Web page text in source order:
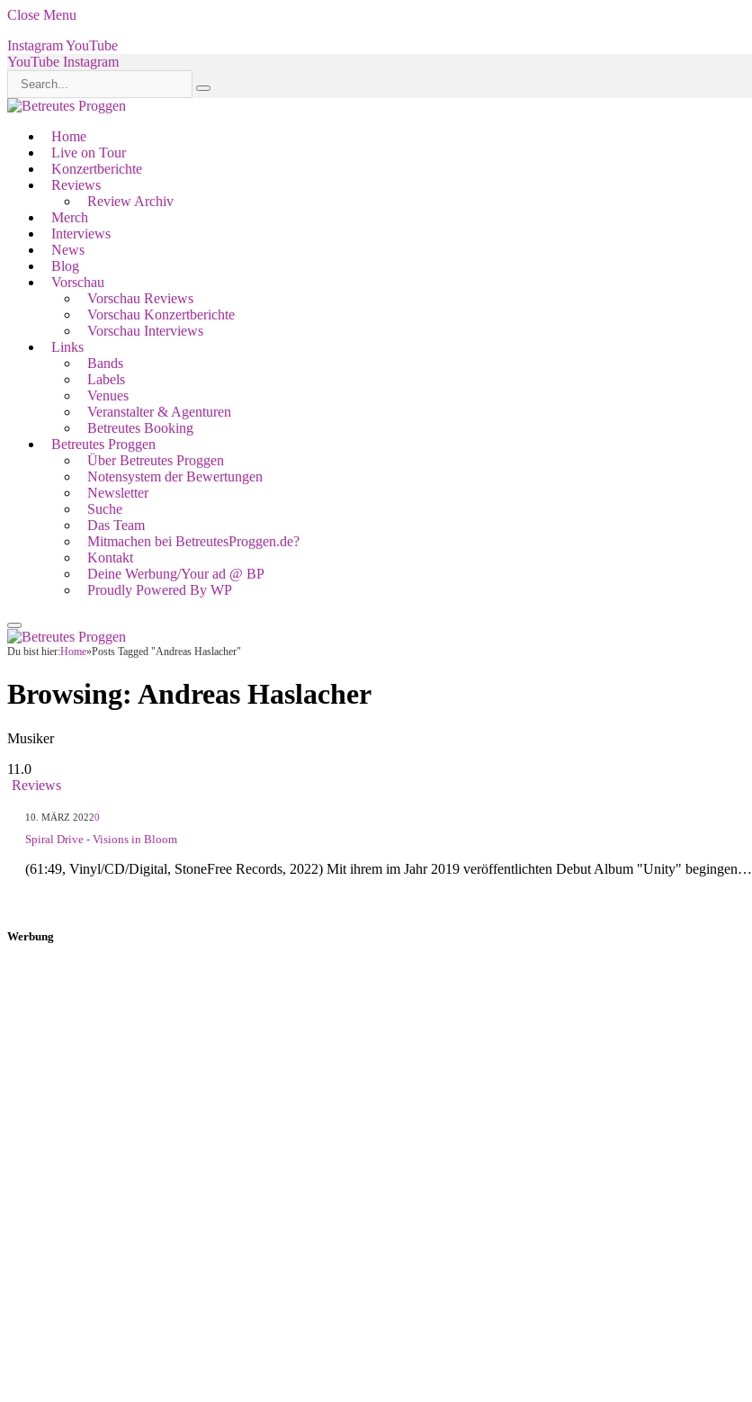
Close Menu
InstagramYouTube
YouTube Instagram
Home
Live on Tour
Konzertberichte
Reviews
Review Archiv
Merch
Interviews
News
Blog
Vorschau
Vorschau Reviews
Vorschau Konzertberichte
Vorschau Interviews
Links
Bands
Labels
Venues
Veranstalter & Agenturen
Betreutes Booking
Betreutes Proggen
Über Betreutes Proggen
Notensystem der Bewertungen
Newsletter
Suche
Das Team
Mitmachen bei BetreutesProggen.de?
Kontakt
Deine Werbung/Your ad @ BP
Proudly Powered By WP
Du bist hier:Home»Posts Tagged "Andreas Haslacher"
Browsing: Andreas Haslacher
Musiker
11.0
Reviews
10. MÄRZ 20220
Spiral Drive - Visions in Bloom
(61:49, Vinyl/CD/Digital, StoneFree Records, 2022) Mit ihrem im Jahr 2019 veröffentlichten Debut Album "Unity" begingen…
Werbung